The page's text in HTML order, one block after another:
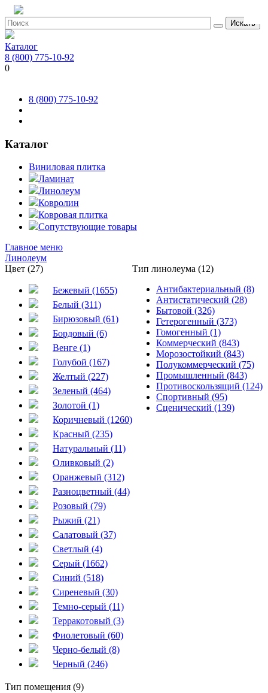
Искать
Каталог
8 (800) 775-10-92
0
8 (800) 775-10-92
Каталог
Виниловая плитка
Ламинат
Линолеум
Ковролин
Ковровая плитка
Сопутствующие товары
Главное меню
Линолеум
Цвет (27)
Бежевый (1655)
Белый (311)
Бирюзовый (61)
Бордовый (6)
Венге (1)
Голубой (167)
Желтый (227)
Зеленый (464)
Золотой (1)
Коричневый (1260)
Красный (235)
Натуральный (11)
Оливковый (2)
Оранжевый (312)
Разноцветный (44)
Розовый (79)
Рыжий (21)
Салатовый (37)
Светлый (4)
Серый (1662)
Синий (518)
Сиреневый (30)
Темно-серый (11)
Терракотовый (3)
Фиолетовый (60)
Черно-белый (8)
Черный (246)
Тип линолеума (12)
Антибактериальный (8)
Антистатический (28)
Бытовой (326)
Гетерогенный (373)
Гомогенный (1)
Коммерческий (843)
Морозостойкий (843)
Полукоммерческий (75)
Промышленный (843)
Противоскользящий (124)
Спортивный (95)
Сценический (139)
Тип помещения (9)